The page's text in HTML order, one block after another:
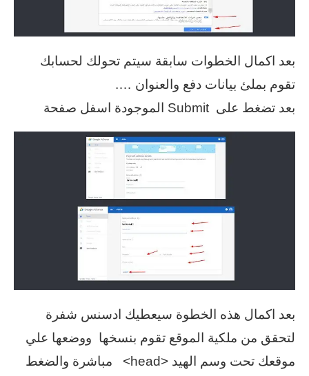
بعد اكمال الخطوات سابقة سيتم تحولك لحسابك
تقوم بملئ بيانات دفع والعنوان ….
بعد تضغط على Submit الموجودة اسفل صفحة
بعد اكمال هذه الخطوة سيعطيك ادسنس شفرة
لتحقق من ملكية الموقع تقوم بنسخها ووضعها علي
موقعك تحت وسم الهيد <head> مباشرة والضغط